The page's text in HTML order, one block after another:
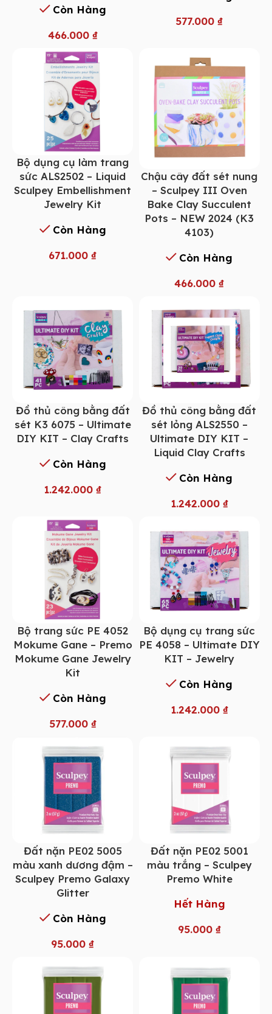
Còn Hàng
466.000 ₫
577.000₫
Bộ dụng cụ làm trang
sức ALS2502 – Liquid
Sculpey Embellishment
Jewelry Kit
Còn Hàng
671.000 ₫
Chậu cây đất sét nung
– Sculpey III Oven
Bake Clay Succulent
Pots – NEW 2024 (K3
4103)
Còn Hàng
466.000₫
Đồ thủ công bằng đất
sét K3 6075 – Ultimate
DIY KIT – Clay Crafts
Còn Hàng
1.242.000 ₫
Đồ thủ công bằng đất
sét lỏng ALS2550 –
Ultimate DIY KIT –
Liquid Clay Crafts
Còn Hàng
1.242.000 ₫
Bộ trang sức PE 4052
Mokume Gane – Premo
Mokume Gane Jewelry
Kit
Còn Hàng
577.000 ₫
Bộ dụng cụ trang sức
PE 4058 – Ultimate DIY
KIT – Jewelry
Còn Hàng
1.242.000 ₫
Đất nặn PE02 5005
màu xanh dương đậm –
Sculpey Premo Galaxy
Glitter
Còn Hàng
95.000 ₫
Đất nặn PE02 5001
màu trắng – Sculpey
Premo White
Hết Hàng
95.000 ₫